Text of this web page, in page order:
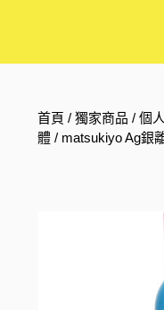
首頁 /獨家商品 /個
體 / matsukiyo Ag銀